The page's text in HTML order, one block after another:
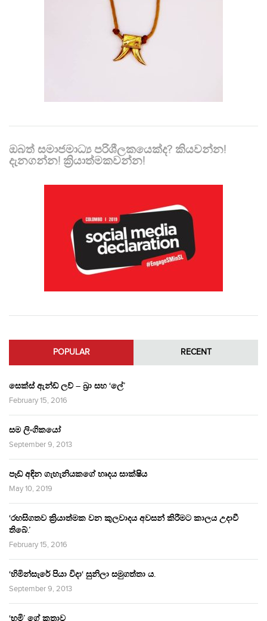
ඔබත් සමාජමාධ්‍ය පරිශීලකයෙක්ද? කියවන්න!
දැනගන්න! ක්‍රියාත්මකවන්න!
POPULAR RECENT
සෙක්ස් ඇන්ඩ් ලව් – බ්‍රා සහ ‘ලේ’
February 15, 2016
සම ලිංගිකයෝ
September 9, 2013
පෑඩ් අඳින ගැහැනියකගේ හෘදය සාක්ෂිය
May 10, 2019
‘රහසිගතව ක්‍රියාත්මක වන කුලවාදය අවසන් කිරීමට කාලය උදාවී
තිබේ.’
February 15, 2016
‘හිමින්සැරේ පියා විදා‘ සුනිලා සමුගත්තා ය.
September 9, 2013
‘භූමි’ ගේ කතාව